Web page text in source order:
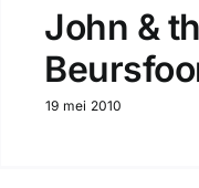
John &
19 mei 2010